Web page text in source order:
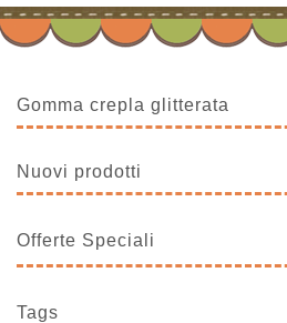
Gomma crepla glitterata
Nuovi prodotti
Offerte Speciali
Tags